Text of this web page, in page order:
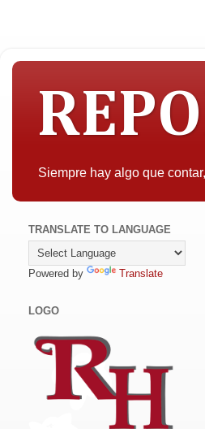
Siempre hay algo que
y sin
TRANSLATE TO LANGUAGE
Powered by Translate
LOGO